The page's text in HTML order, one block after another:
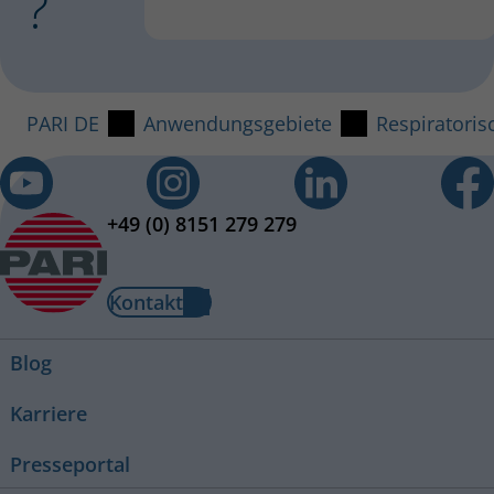
PARI DE Anwendungsgebiete
+49 (0) 8151 279 279
Kontakt
Blog
Karriere
Presseportal